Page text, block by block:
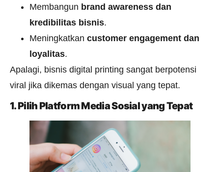
Membangun brand awareness dan
kredibilitas bisnis.
Meningkatkan customer engagement dan
loyalitas.
Apalagi, bisnis digital printing sangat berpotensi
viral jika dikemas dengan visual yang tepat.
1. Pilih Platform Media Sosial yang Tepat